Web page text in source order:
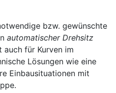
bzw. gewünschte
automatischer Drehsitz
auch für Kurven im
Lösungen wie eine
Einbausituationen mit